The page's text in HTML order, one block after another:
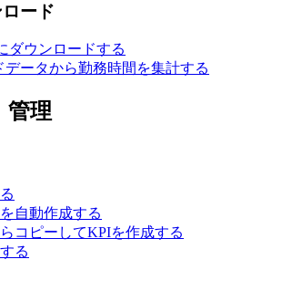
ード
ダウンロードする
データから勤務時間を集計する
管理
自動作成する
コピーしてKPIを作成する
る